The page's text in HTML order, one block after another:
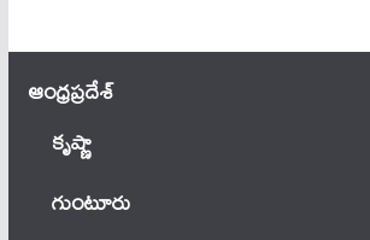
ఆంధ్ర‌ప్ర‌దేశ్
కృష్ణా
గుంటూరు